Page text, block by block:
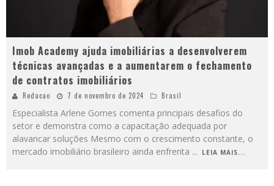
Imob Academy ajuda imobiliárias a desenvolverem
técnicas avançadas e a aumentarem o fechamento
de contratos imobiliários
Redacao 7 de novembro de 2024 Brasil
Especialista Arlene Gomes comenta principais desafios do
setor e demonstra como a capacitação adequada por
alavancar soluções Mesmo com o crescimento constante, o
mercado imobiliário brasileiro ainda enfrenta ... LEIA MAIS...